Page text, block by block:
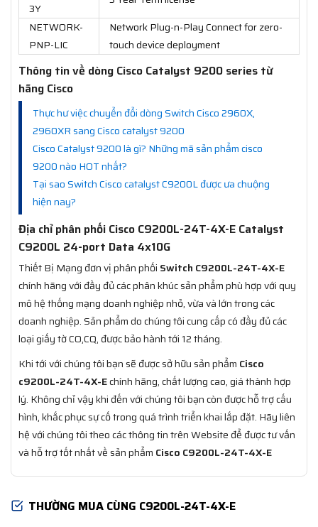
3Y
NETWORK-
PNP-LIC
Network Plug-n-Play Connect for zero-
touch device deployment
Thông tin về dòng Cisco Catalyst 9200 series từ
hãng Cisco
Thực hư việc chuyển đổi dòng Switch Cisco 2960X,
2960XR sang Cisco catalyst 9200
Cisco Catalyst 9200 là gì? Những mã sản phẩm cisco
9200 nào HOT nhất?
Tại sao Switch Cisco catalyst C9200L được ưa chuộng
hiện nay?
Địa chỉ phân phối Cisco C9200L-24T-4X-E Catalyst
C9200L 24-port Data 4x10G
Thiết Bị Mạng đơn vị phân phối Switch C9200L-24T-4X-E
chính hãng với đầy đủ các phân khúc sản phẩm phù hợp với quy
mô hệ thống mạng doanh nghiệp nhỏ, vừa và lớn trong các
doanh nghiệp. Sản phẩm do chúng tôi cung cấp có đầy đủ các
loại giấy tờ CO,CQ, được bảo hành tới 12 tháng.
Khi tới với chúng tôi bạn sẽ được sở hữu sản phẩm Cisco
c9200L-24T-4X-Echính hãng, chất lượng cao, giá thành hợp
lý. Không chỉ vậy khi đến với chúng tôi bạn còn được hỗ trợ cấu
hình, khắc phục sự cố trong quá trình triển khai lắp đặt. Hãy liên
hệ với chúng tôi theo các thông tin trên Website để được tư vấn
và hỗ trợ tốt nhất về sản phẩm Cisco C9200L-24T-4X-E
THƯỜNG MUA CÙNG C9200L-24T-4X-E